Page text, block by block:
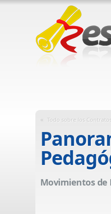
« Todo sobre los
Movimientos de